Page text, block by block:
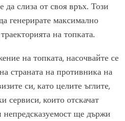
да слиза от своя връх. Този
генерирате максимално
на топката.
на топката, насочвайте се
страната на противника на
си, като целите ъглите,
сервиси, които отскачат
непредсказуемост ще държи